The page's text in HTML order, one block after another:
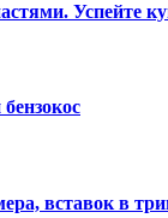
Успейте
вставок в